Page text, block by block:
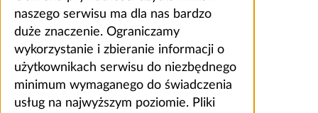
naszego serwisu ma dla nas bardzo
duże znaczenie. Ograniczamy
wykorzystanie i zbieranie informacji o
użytkownikach serwisu do niezbędnego
minimum wymaganego do świadczenia
usług na najwyższym poziomie. Pliki